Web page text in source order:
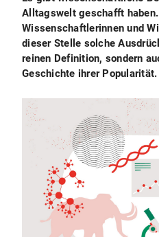
Alltagswelt geschafft
Wissenschaftlerinnen und
dieser Stelle solche
reinen Definition, sondern
Geschichte ihrer Popularität.